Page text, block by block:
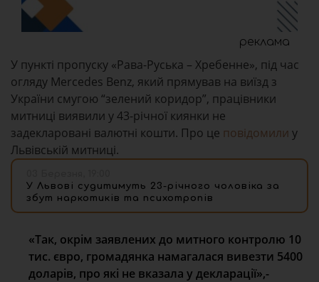
реклама
У пункті пропуску «Рава-Руська – Хребенне», під час
огляду Mercedes Benz, який прямував на виїзд з
України смугою “зелений коридор”, працівники
митниці виявили у 43-річної киянки не
задекларовані валютні кошти. Про це повідомили у
Львівській митниці.
У Львові судитимуть 23-річного чоловіка за
збут наркотиків та психотропів
«Так, окрім заявлених до митного контролю 10
тис. євро, громадянка намагалася вивезти 5400
доларів, про які не вказала у декларації»,-